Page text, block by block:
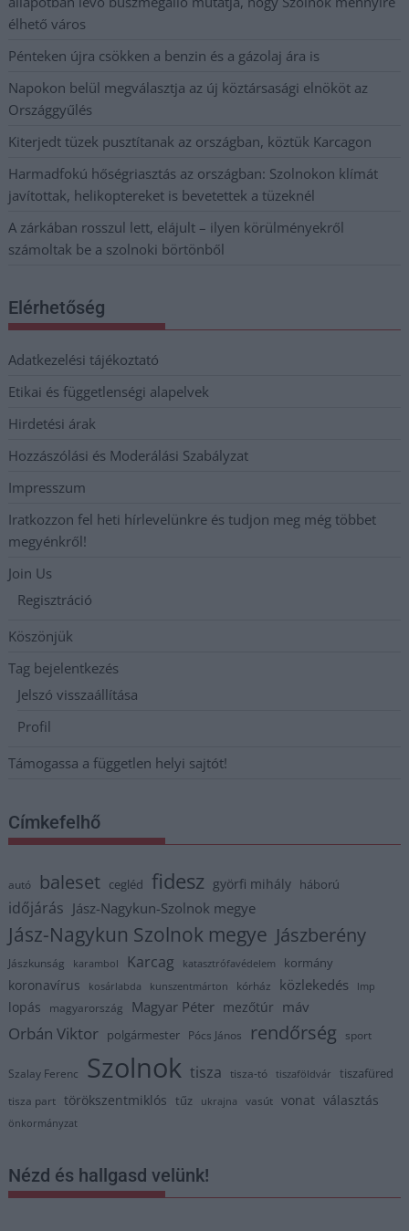
élhető város
Pénteken újra csökken a benzin és a gázolaj ára is
Napokon belül megválasztja az új köztársasági elnököt az
Országgyűlés
Kiterjedt tüzek pusztítanak az országban, köztük Karcagon
Harmadfokú hőségriasztás az országban: Szolnokon klímát
javítottak, helikoptereket is bevetettek a tüzeknél
A zárkában rosszul lett, elájult – ilyen körülményekről
számoltak be a szolnoki börtönből
Elérhetőség
Adatkezelési tájékoztató
Etikai és függetlenségi alapelvek
Hirdetési árak
Hozzászólási és Moderálási Szabályzat
Impresszum
Iratkozzon fel heti hírlevelünkre és tudjon meg még többet
megyénkről!
Join Us
Regisztráció
Köszönjük
Tag bejelentkezés
Jelszó visszaállítása
Profil
Támogassa a független helyi sajtót!
Címkefelhő
autó baleset cegléd fidesz györfi mihály háború
időjárás Jász-Nagykun-Szolnok megye
Jász-Nagykun Szolnok megye Jászberény
Jászkunság karambol Karcag katasztrófavédelem kormány
koronavírus kosárlabda kunszentmárton kórház közlekedés lmp
lopás magyarország Magyar Péter mezőtúr máv
Orbán Viktor polgármester Pócs János rendőrség sport
Szalay Ferenc Szolnok tisza tisza-tó tiszaföldvár tiszafüred
tisza part törökszentmiklós tűz ukrajna vasút vonat választás
önkormányzat
Nézd és hallgasd velünk!